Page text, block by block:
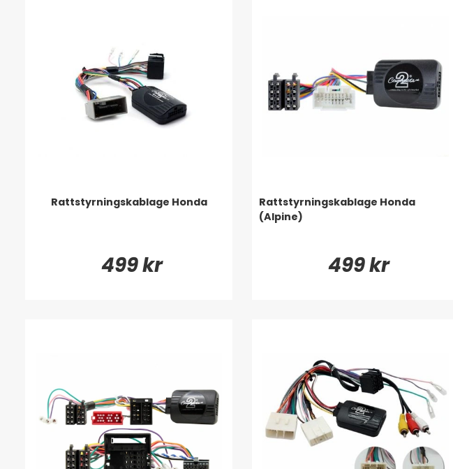
Rattstyrningskablage Honda
499 kr
Rattstyrningskablage Honda
(Alpine)
499 kr